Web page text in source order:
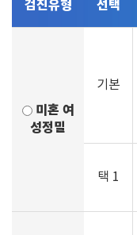
검진유형 선택
미혼 여
성정밀
기본
택 1